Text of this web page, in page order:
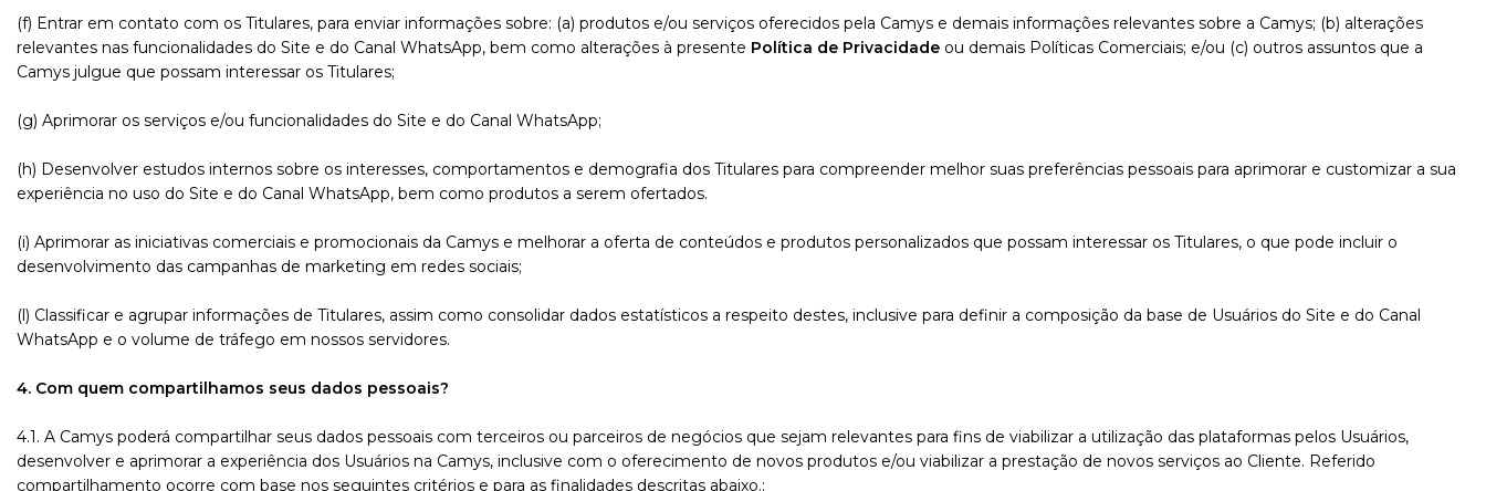
(f) Entrar em contato com os Titulares, para enviar informações sobre: (a) produtos e/ou serviços oferecidos pela Camys e demais informações relevantes sobre a Camys; (b) alterações
relevantes nas funcionalidades do Site e do Canal WhatsApp, bem como alterações à presente Política de Privacidade ou demais Políticas Comerciais; e/ou (c) outros assuntos que a
Camys julgue que possam interessar os Titulares;
(g) Aprimorar os serviços e/ou funcionalidades do Site e do Canal WhatsApp;
(h) Desenvolver estudos internos sobre os interesses, comportamentos e demografia dos Titulares para compreender melhor suas preferências pessoais para aprimorar e customizar a sua
experiência no uso do Site e do Canal WhatsApp, bem como produtos a serem ofertados.
(i) Aprimorar as iniciativas comerciais e promocionais da Camys e melhorar a oferta de conteúdos e produtos personalizados que possam interessar os Titulares, o que pode incluir o
desenvolvimento das campanhas de marketing em redes sociais;
(l) Classificar e agrupar informações de Titulares, assim como consolidar dados estatísticos a respeito destes, inclusive para definir a composição da base de Usuários do Site e do Canal
WhatsApp e o volume de tráfego em nossos servidores.
4. Com quem compartilhamos seus dados pessoais?
4.1. A Camys poderá compartilhar seus dados pessoais com terceiros ou parceiros de negócios que sejam relevantes para fins de viabilizar a utilização das plataformas pelos Usuários,
desenvolver e aprimorar a experiência dos Usuários na Camys, inclusive com o oferecimento de novos produtos e/ou viabilizar a prestação de novos serviços ao Cliente. Referido
compartilhamento ocorre com base nos seguintes critérios e para as finalidades descritas abaixo.: